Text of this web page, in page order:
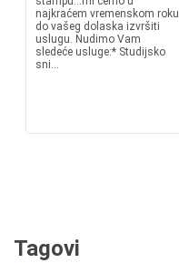
najkraćem vremenskom roku
do vašeg dolaska izvršiti
uslugu. Nudimo Vam
sledeće usluge:* Studijsko
sni...
Tagovi